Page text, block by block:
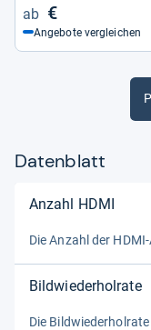
€
Angebote vergleichen
Datenblatt
Anzahl HDMI
Die Anzahl der
Bildwiederholrate
Die